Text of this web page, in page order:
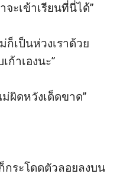
ะเข้าเรียนที่นี่ได้”
เป็นห่วงเราด้วย
ก้าเองนะ”
ผิดหวังเด็ดขาด”
ระโดดตัวลอยลงบน